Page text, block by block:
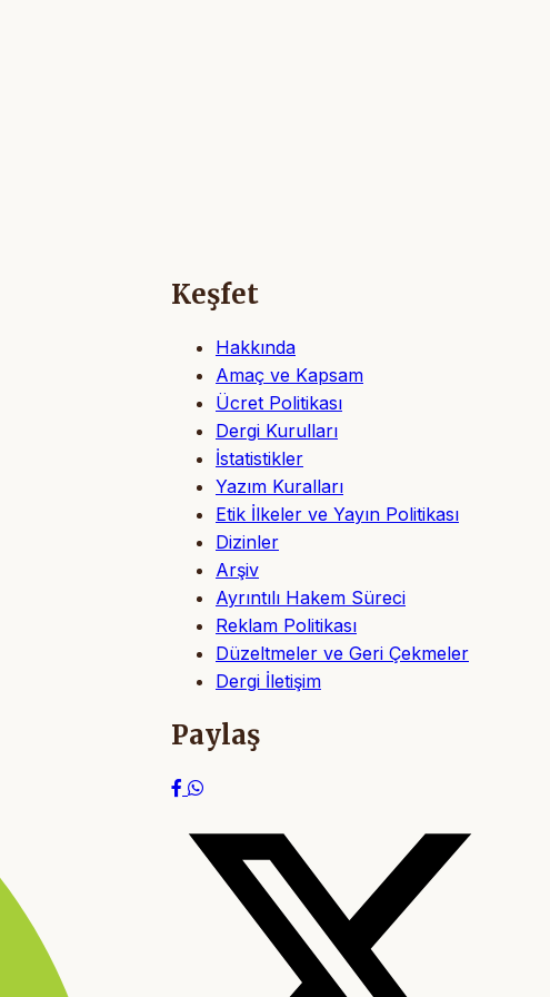
Keşfet
Hakkında
Amaç ve Kapsam
Ücret Politikası
Dergi Kurulları
İstatistikler
Yazım Kuralları
Etik İlkeler ve Yayın Politikası
Dizinler
Arşiv
Ayrıntılı Hakem Süreci
Reklam Politikası
Düzeltmeler ve Geri Çekmeler
Dergi İletişim
Paylaş